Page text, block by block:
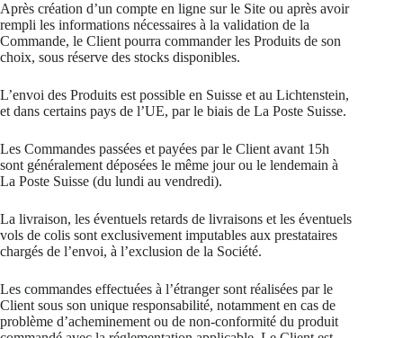
Après création d’un compte en ligne sur le Site ou après avoir
rempli les informations nécessaires à la validation de la
Commande, le Client pourra commander les Produits de son
choix, sous réserve des stocks disponibles.
L’envoi des Produits est possible en Suisse et au Lichtenstein,
et dans certains pays de l’UE, par le biais de La Poste Suisse.
Les Commandes passées et payées par le Client avant 15h
sont généralement déposées le même jour ou le lendemain à
La Poste Suisse (du lundi au vendredi).
La livraison, les éventuels retards de livraisons et les éventuels
vols de colis sont exclusivement imputables aux prestataires
chargés de l’envoi, à l’exclusion de la Société.
Les commandes effectuées à l’étranger sont réalisées par le
Client sous son unique responsabilité, notamment en cas de
problème d’acheminement ou de non-conformité du produit